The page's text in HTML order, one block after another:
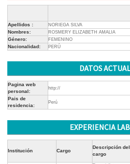
Apellidos : NORIEGA SILVA
Nombres: ROSMERY ELIZABETH AMALIA
Género: FEMENINO
Nacionalidad: PERÚ
DATOS
Pagina web
personal:
http://
Pais de
residencia:
Perú
EXPERIENCIA
Institución Cargo
Descripción del
cargo